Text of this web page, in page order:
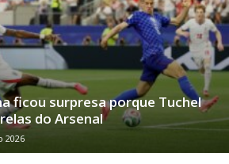
ficou surpresa porque Tuchel
do Arsenal
2026